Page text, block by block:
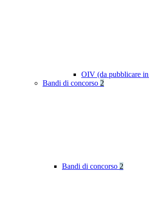
OIV (da pubblicare
Bandi di concorso 2
Bandi di concorso 2